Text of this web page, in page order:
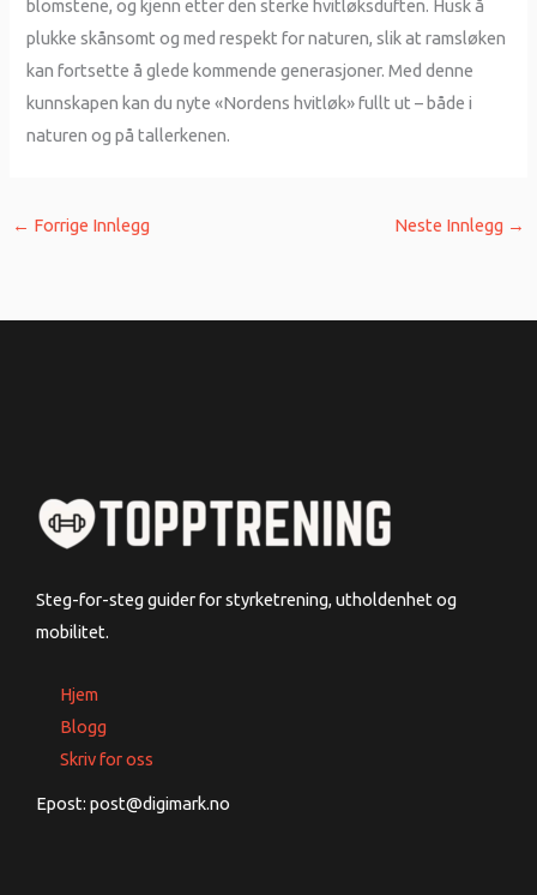
blomstene, og kjenn etter den sterke hvitløksduften. Husk å
plukke skånsomt og med respekt for naturen, slik at ramsløken
kan fortsette å glede kommende generasjoner. Med denne
kunnskapen kan du nyte «Nordens hvitløk» fullt ut – både i
naturen og på tallerkenen.
← Forrige Innlegg Neste Innlegg →
Steg-for-steg guider for styrketrening, utholdenhet og
mobilitet.
Hjem
Blogg
Skriv for oss
Epost: post@digimark.no